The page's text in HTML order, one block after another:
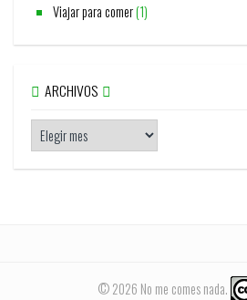
Viajar para comer(1)
ARCHIVOS
© 2026 No me comes nada.